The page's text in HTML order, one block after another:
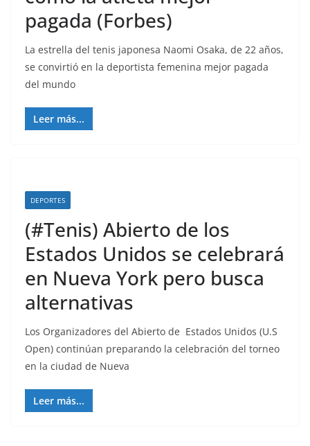
pagada (Forbes)
La estrella del tenis japonesa Naomi Osaka, de 22 años,
se convirtió en la deportista femenina mejor pagada
del mundo
Leer más...
DEPORTES
(#Tenis) Abierto de los
Estados Unidos se celebrará
en Nueva York pero busca
alternativas
Los Organizadores del Abierto de Estados Unidos (U.S
Open) continúan preparando la celebración del torneo
en la ciudad de Nueva
Leer más...